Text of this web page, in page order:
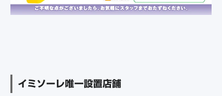
イミソーレ唯一設置店舗